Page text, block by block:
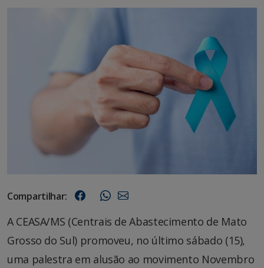
Compartilhar:
A CEASA/MS (Centrais de Abastecimento de Mato
Grosso do Sul) promoveu, no último sábado (15),
uma palestra em alusão ao movimento Novembro